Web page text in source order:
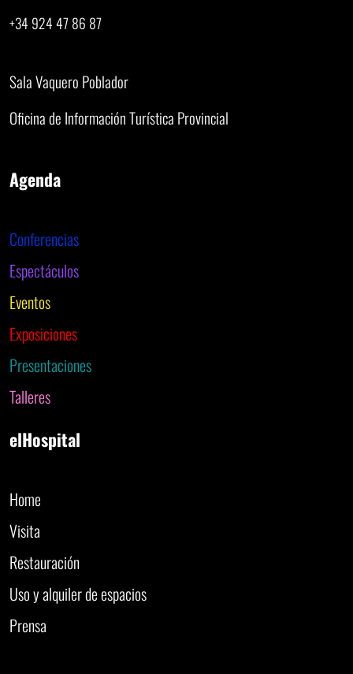
+34 924 47 86 87
Sala Vaquero Poblador
Oficina de Información Turística Provincial
Agenda
Conferencias
Espectáculos
Eventos
Exposiciones
Presentaciones
Talleres
elHospital
Home
Visita
Restauración
Uso y alquiler de espacios
Prensa